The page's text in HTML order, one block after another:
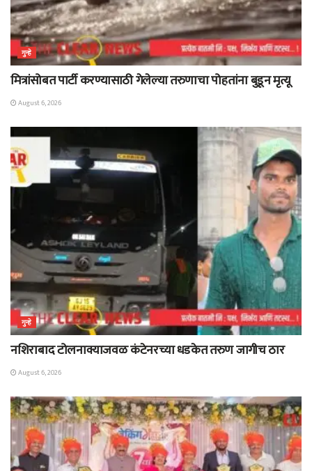
गुन्हे
मित्रांसोबत पार्टी करण्यासाठी गेलेल्या तरुणाचा पोहतांना बुडून मृत्यू
August 6, 2026
गुन्हे
नशिराबाद टोलनाक्याजवळ कंटेनरच्या धडकेत तरुण जागीच ठार
August 6, 2026